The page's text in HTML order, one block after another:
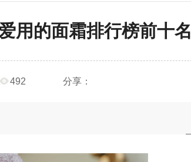
用的面霜排行榜前十名
492 分享：